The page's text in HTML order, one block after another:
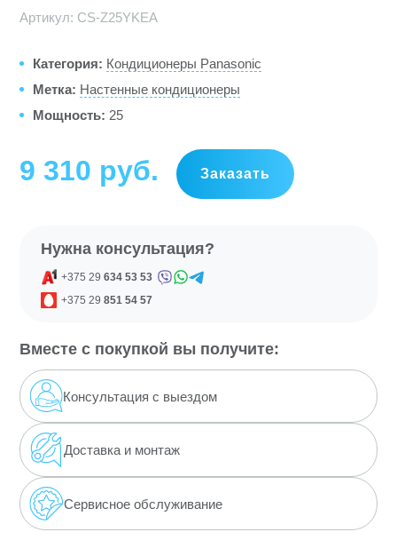
Артикул: CS-Z25YKEA
Категория: Кондиционеры Panasonic
Метка: Настенные кондиционеры
Мощность: 25
9 310 руб Заказать
Нужна консультация?
+375 29634 53 53
+375 29851 54 57
Вместе с покупкой вы получите:
Консультация с выездом
Доставка и монтаж
Сервисное обслуживание